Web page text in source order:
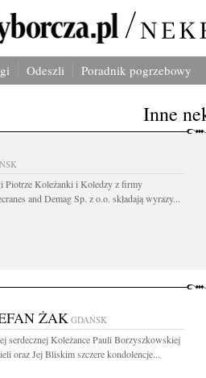
Odeszli Poradnik pogrzebowy
Inne
Piotrze Koleżanki i Koledzy z firmy
and Demag Sp. z o.o. składają wyrazy...
ŻAK GDAŃSK
serdecznej Koleżance Pauli Borzyszkowskiej
oraz Jej Bliskim szczere kondolencje...